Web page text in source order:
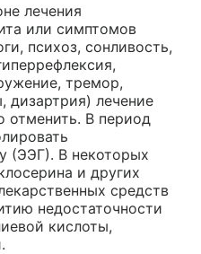
лечения
или симптомов
психоз, сонливость,
тремор,
дизартрия) лечение
отменить. В период
(ЭЭГ). В некоторых
и других
средств
недостаточности
кислоты,